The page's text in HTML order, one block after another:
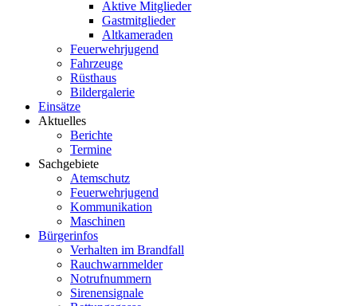
Aktive Mitglieder
Gastmitglieder
Altkameraden
Feuerwehrjugend
Fahrzeuge
Rüsthaus
Bildergalerie
Einsätze
Aktuelles
Berichte
Termine
Sachgebiete
Atemschutz
Feuerwehrjugend
Kommunikation
Maschinen
Bürgerinfos
Verhalten im Brandfall
Rauchwarnmelder
Notrufnummern
Sirenensignale